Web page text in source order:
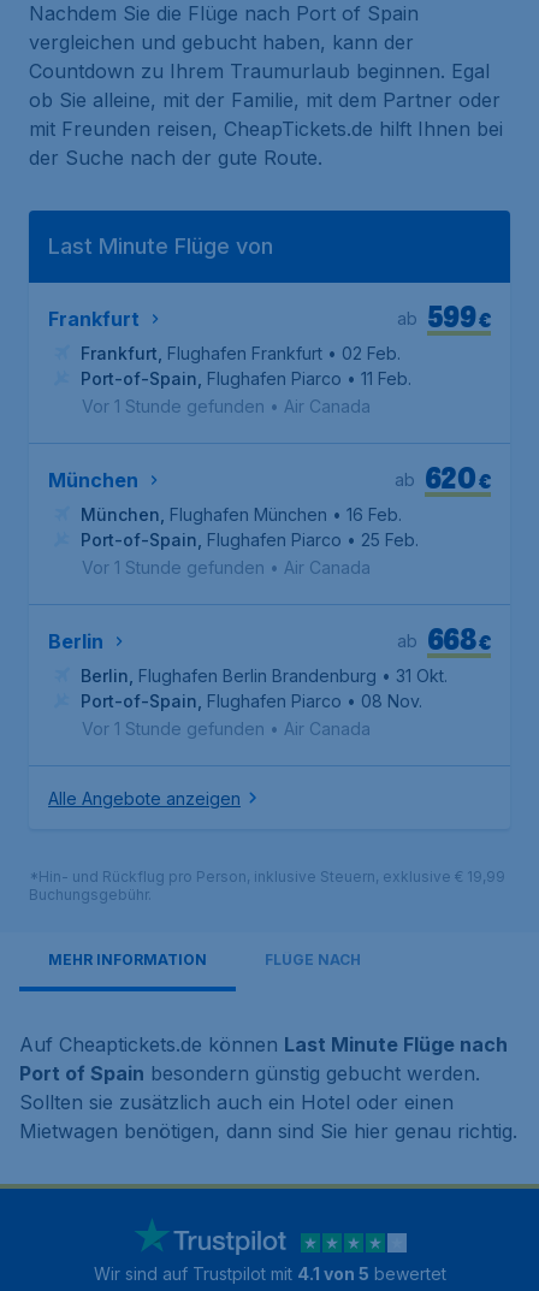
Nachdem Sie die Flüge nach Port of Spain
vergleichen und gebucht haben, kann der
Countdown zu Ihrem Traumurlaub beginnen. Egal
ob Sie alleine, mit der Familie, mit dem Partner oder
mit Freunden reisen, CheapTickets.de hilft Ihnen bei
der Suche nach der gute Route.
Last Minute Flüge von
Frankfurt €
599
ab
Frankfurt Flughafen Frankfurt • 02 Feb.
Port-of-Spain Flughafen Piarco • 11 Feb.
Vor 1 Stunde gefunden • Air Canada
München €
620
ab
München Flughafen München • 16 Feb.
Port-of-Spain Flughafen Piarco • 25 Feb.
Vor 1 Stunde gefunden • Air Canada
Berlin €
668
ab
Berlin Flughafen Berlin Brandenburg • 31 Okt.
Port-of-Spain Flughafen Piarco • 08 Nov.
Vor 1 Stunde gefunden • Air Canada
Alle Angebote anzeigen
*Hin- und Rückflug pro Person, inklusive Steuern, exklusive € 19,99
Buchungsgebühr.
MEHR INFORMATION FLÜGE NACH
Auf Cheaptickets.de können Last Minute Flüge nach
Port of Spain besondern günstig gebucht werden.
Sollten sie zusätzlich auch ein Hotel oder einen
Mietwagen benötigen, dann sind Sie hier genau richtig.
Wir sind auf Trustpilot mit 4.1 von 5 bewertet